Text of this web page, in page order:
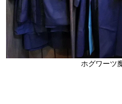
ホグワーツ